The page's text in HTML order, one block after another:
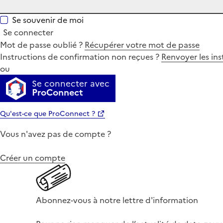
Se souvenir de moi
Se connecter
Mot de passe oublié ? Récupérer votre mot de passe
Instructions de confirmation non reçues ? Renvoyer les
ou
Se connecter avec
ProConnect
Qu'est-ce que ProConnect ?
Vous n'avez pas de compte ?
Créer un compte
Abonnez-vous à notre lettre d'information